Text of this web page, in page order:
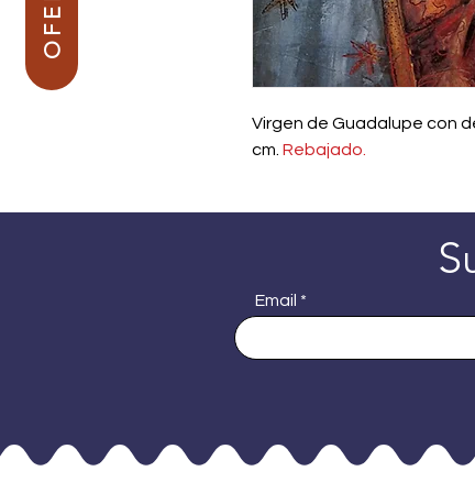
Virgen de Guadalupe con
cm. Rebajado.
Email